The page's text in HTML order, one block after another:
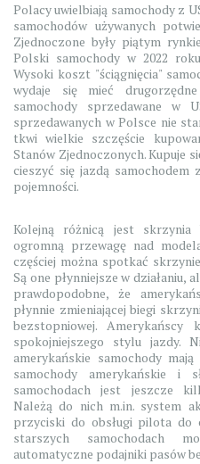
Polacy uwielbiają samochody z
samochodów używanych
Zjednoczone były piątym
Polski samochody w 2022
Wysoki koszt "ściągnięcia"
wydaje się mieć
samochody sprzedawane
sprzedawanych w Polsce nie
tkwi wielkie szczęście
Stanów Zjednoczonych. Kupuje
cieszyć się jazdą samochodem
pojemności.
Kolejną różnicą jest skrzynia
ogromną przewagę nad
częściej można spotkać
Są one płynniejsze w działaniu,
prawdopodobne, że
płynnie zmieniającej biegi
bezstopniowej.
spokojniejszego stylu jazdy.
amerykańskie samochody
samochody amerykańskie i
samochodach jest jeszcze
Należą do nich m.in. system
przyciski do obsługi pilota do
starszych samochodach
automatyczne podajniki pasów